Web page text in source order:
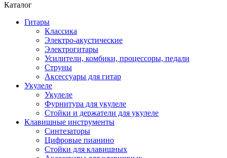
Каталог
Гитары
Классика
Электро-акустические
Электрогитары
Усилители, комбики, процессоры, педали
Струны
Аксессуары для гитар
Укулеле
Укулеле
Фурнитура для укулеле
Стойки и держатели для укулеле
Клавишные инструменты
Синтезаторы
Цифровые пианино
Стойки для клавишных